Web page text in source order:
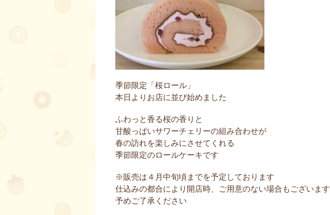
季節限定「桜ロール」
本日よりお店に並び始めました
ふわっと香る桜の香りと
甘酸っぱいサワーチェリーの組み合わせが
春の訪れを楽しみにさせてくれる
季節限定のロールケーキです
※販売は４月中旬頃までを予定しております
仕込みの都合により開店時、ご用意のない場合もございます
予めご了承ください